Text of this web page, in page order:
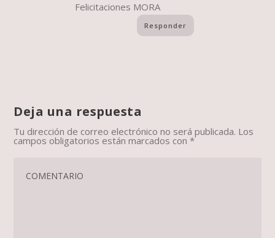
Felicitaciones MORA
Responder
Deja una respuesta
Tu dirección de correo electrónico no será publicada. Los
campos obligatorios están marcados con*